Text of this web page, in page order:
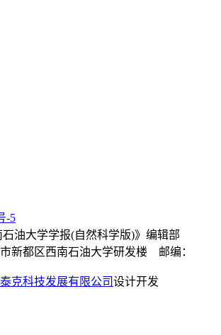
-5
油大学学报(自然科学版)》编辑部
新都区西南石油大学研发楼 邮编：
克科技发展有限公司设计开发